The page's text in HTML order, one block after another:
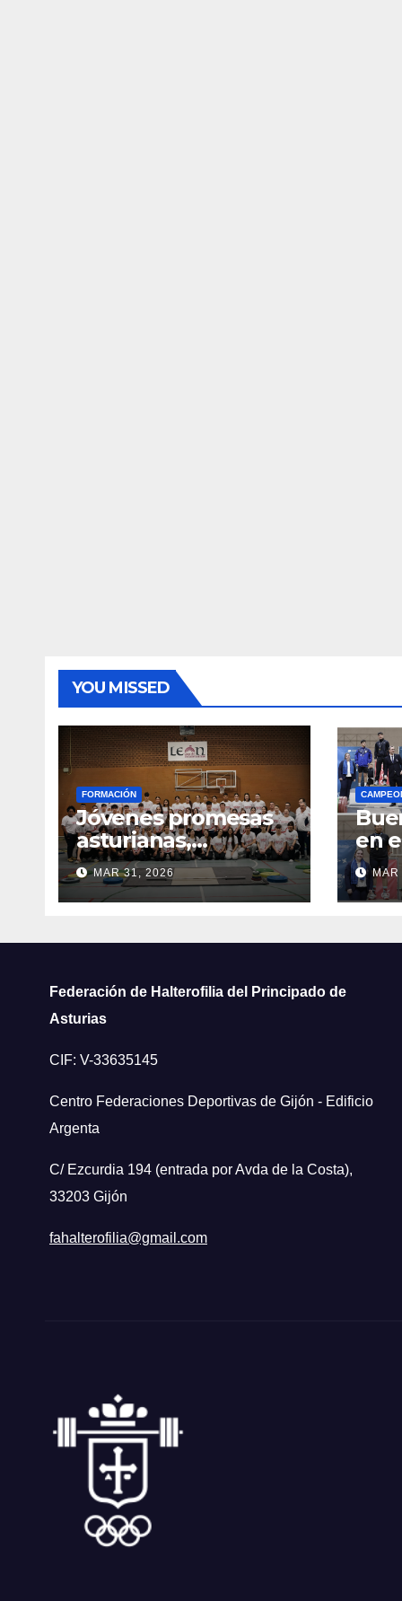
YOU MISSED
FORMACIÓN
Jóvenes promesas
asturianas,
presentes en la
concentración
nacional Sub-15 y
MAR 31, 2026
en
de
Federación de Halterofilia del Principado de
Asturias
CIF: V-33635145
Centro Federaciones Deportivas de Gijón - Edificio
Argenta
C/ Ezcurdia 194 (entrada por Avda de la Costa),
33203 Gijón
fahalterofilia@gmail.com